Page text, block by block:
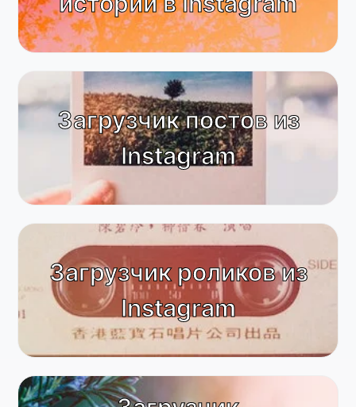
Загрузчик постов из
Instagram
Загрузчик роликов из
Instagram